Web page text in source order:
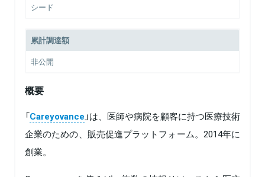
シード
累計調達額
非公開
概要
「Careyovance 」は、医師や病院を顧客に持つ医療技術
企業のための、販売促進プラットフォーム。2014年に
創業。